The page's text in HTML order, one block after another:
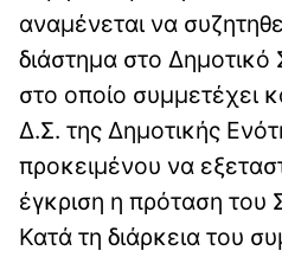
αναμένεται να
διάστημα στο
στο οποίο συμμετέχει
Δ.Σ. της Δημοτικής
προκειμένου να
έγκριση η πρόταση του
Κατά τη διάρκεια του